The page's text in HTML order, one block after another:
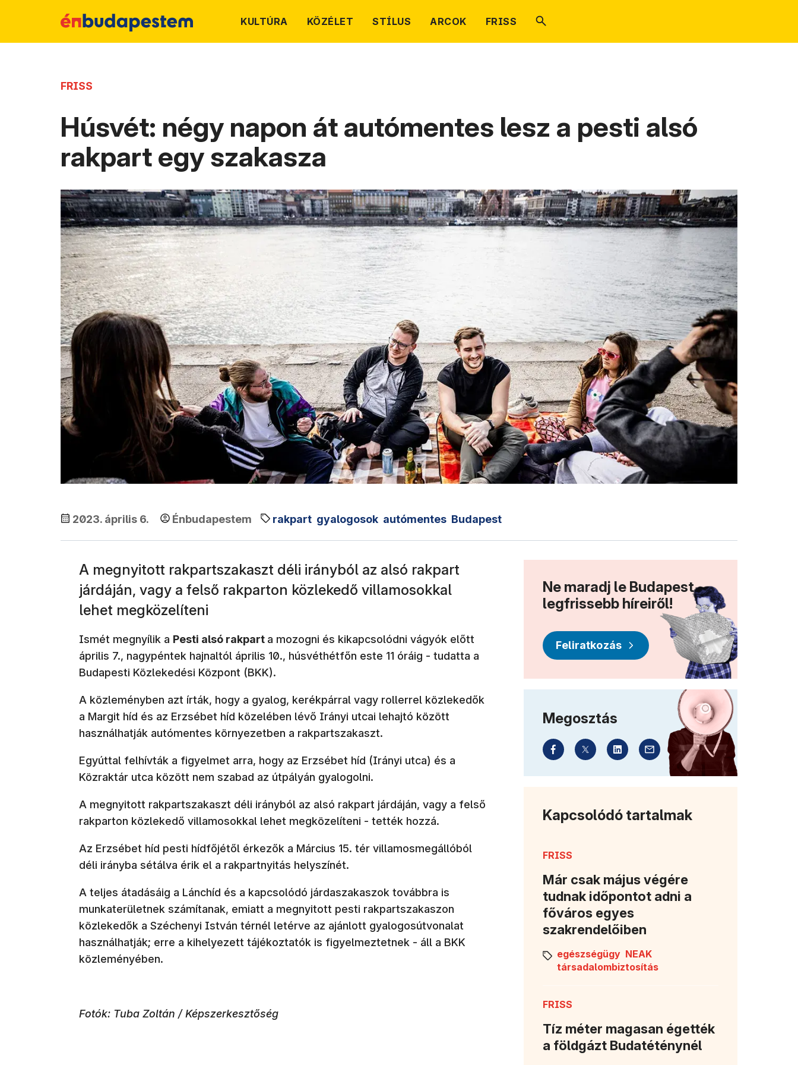
KULTÚRA KÖZÉLET STÍLUS ARCOK FRISS
FRISS
Húsvét: négy napon át autómentes lesz a pesti alsó
rakpart egy szakasza
2023. április 6. Énbudapestem rakpart gyalogosok autómentes Budapest
A megnyitott rakpartszakaszt déli irányból az alsó rakpart
járdáján, vagy a felső rakparton közlekedő villamosokkal
lehet megközelíteni
Ismét megnyílik a Pesti alsó rakpart a mozogni és kikapcsolódni vágyók előtt
április 7., nagypéntek hajnaltól április 10., húsvéthétfőn este 11 óráig - tudatta a
Budapesti Közlekedési Központ (BKK).
A közleményben azt írták, hogy a gyalog, kerékpárral vagy rollerrel közlekedők
a Margit híd és az Erzsébet híd közelében lévő Irányi utcai lehajtó között
használhatják autómentes környezetben a rakpartszakaszt.
Egyúttal felhívták a figyelmet arra, hogy az Erzsébet híd (Irányi utca) és a
Közraktár utca között nem szabad az útpályán gyalogolni.
A megnyitott rakpartszakaszt déli irányból az alsó rakpart járdáján, vagy a felső
rakparton közlekedő villamosokkal lehet megközelíteni - tették hozzá.
Az Erzsébet híd pesti hídfőjétől érkezők a Március 15. tér villamosmegállóból
déli irányba sétálva érik el a rakpartnyitás helyszínét.
A teljes átadásáig a Lánchíd és a kapcsolódó járdaszakaszok továbbra is
munkaterületnek számítanak, emiatt a megnyitott pesti rakpartszakaszon
közlekedők a Széchenyi István térnél letérve az ajánlott gyalogosútvonalat
használhatják; erre a kihelyezett tájékoztatók is figyelmeztetnek - áll a BKK
közleményében.
Fotók: Tuba Zoltán / Képszerkesztőség
Ne maradj le Budapest
legfrissebb híreiről!
Feliratkozás
Megosztás
Kapcsolódó tartalmak
FRISS
Már csak május végére
tudnak időpontot adni a
főváros egyes
szakrendelőiben
egészségügy NEAK
társadalombiztosítás
FRISS
Tíz méter magasan égették
a földgázt Budatéténynél